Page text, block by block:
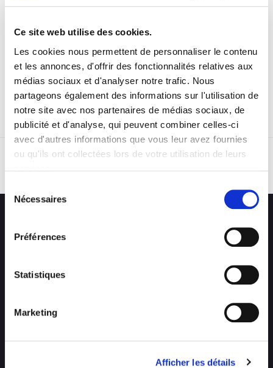
Ce site web utilise des cookies.
Les cookies nous permettent de personnaliser le contenu
et les annonces, d'offrir des fonctionnalités relatives aux
médias sociaux et d'analyser notre trafic. Nous
partageons également des informations sur l'utilisation de
notre site avec nos partenaires de médias sociaux, de
publicité et d'analyse, qui peuvent combiner celles-ci
avec d'autres informations que vous leur avez fournies
ou qu'ils ont collectées lors de votre utilisation de leurs
Nécessaires
Préférences
Statistiques
Marketing
Afficher les détails